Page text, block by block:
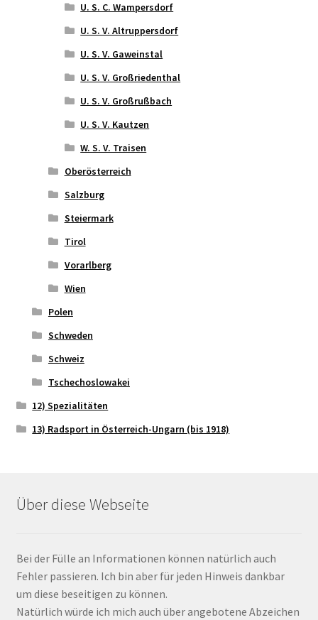
U. S. C. Wampersdorf
U. S. V. Altruppersdorf
U. S. V. Gaweinstal
U. S. V. Großriedenthal
U. S. V. Großrußbach
U. S. V. Kautzen
W. S. V. Traisen
Oberösterreich
Salzburg
Steiermark
Tirol
Vorarlberg
Wien
Polen
Schweden
Schweiz
Tschechoslowakei
12) Spezialitäten
13) Radsport in Österreich-Ungarn (bis 1918)
Über diese Webseite
Bei der Fülle an Informationen können natürlich auch
Fehler passieren. Ich bin aber für jeden Hinweis dankbar
um diese beseitigen zu können.
Natürlich würde ich mich auch über angebotene Abzeichen